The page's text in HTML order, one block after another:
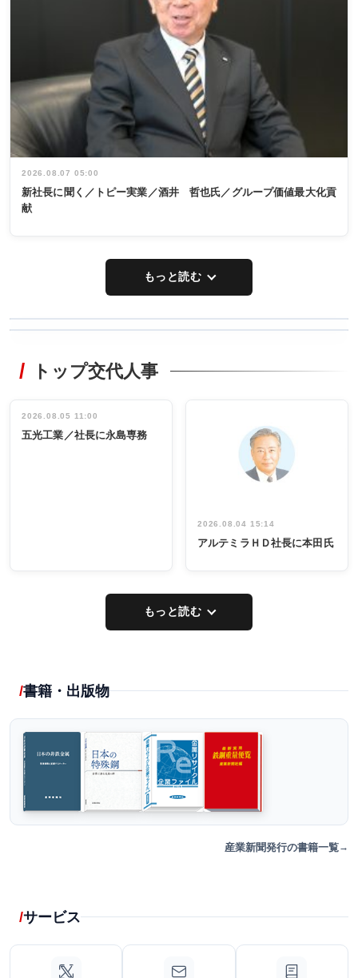
2026.08.07 05:00
新社長に聞く／トピー実業／酒井 哲也氏／グループ価値最大化貢
献
もっと読む
非鉄業界で
インタビュ
ー／社内ア
タックトレー
祝う 業界関
係者ら220人
出席
トップ交代人事
2026.08.05 11:00
五光工業／社長に永島専務
2026.08.04 15:14
アルテミラＨＤ社長に本田氏
もっと読む
書籍・出版物
産業新聞発行の書籍一覧
サービス